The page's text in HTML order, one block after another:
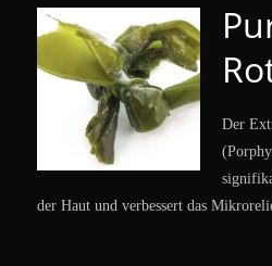
Der
der Haut und verbessert das